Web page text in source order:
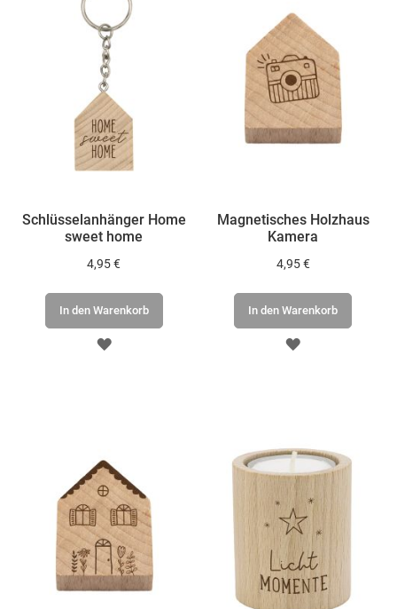
Schlüsselanhänger Home
sweet home
4,95 €
In den Warenkorb
ZUR
Magnetisches Holzhaus
Kamera
4,95 €
In den Warenkorb
ZUR